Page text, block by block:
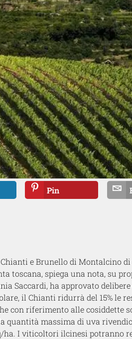
Pin
e Brunello di Montalcino
toscana, spiega una nota, su
Saccardi, ha approvato
il Chianti ridurrà del 15% le
con riferimento alle cosiddette
quantità massima di uva
ha. I viticoltori ilcinesi potranno